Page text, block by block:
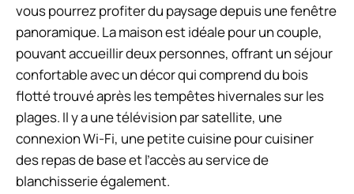
vous pourrez profiter du paysage depuis une fenêtre
panoramique. La maison est idéale pour un couple,
pouvant accueillir deux personnes, offrant un séjour
confortable avec un décor qui comprend du bois
flotté trouvé après les tempêtes hivernales sur les
plages. Il y a une télévision par satellite, une
connexion Wi-Fi, une petite cuisine pour cuisiner
des repas de base et l’accès au service de
blanchisserie également.